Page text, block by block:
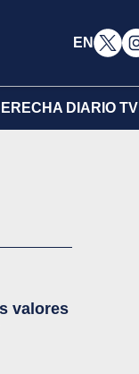
EN
DIARIO TV
valores